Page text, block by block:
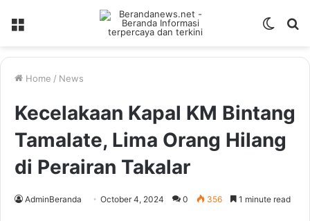
Menu
Switch
Home / News
Kecelakaan Kapal KM Bintang
Tamalate, Lima Orang Hilang
di Perairan Takalar
AdminBeranda October 4, 2024 0 356 1 minute read